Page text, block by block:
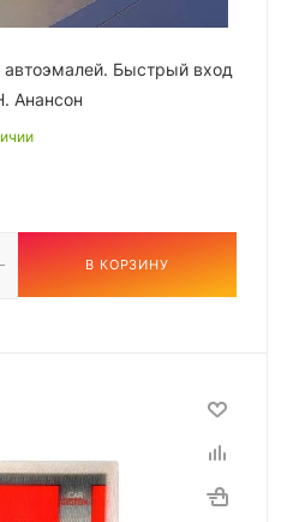
автоэмалей. Быстрый вход
Анансон
В КОРЗИНУ